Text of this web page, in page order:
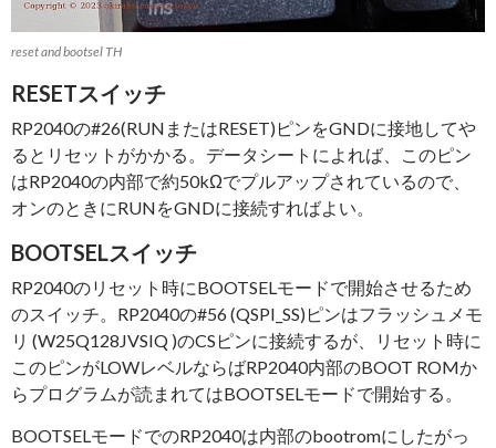
reset and bootsel TH
RESETスイッチ
RP2040の#26(RUNまたはRESET)ピンをGNDに接地してや
るとリセットがかかる。データシートによれば、このピン
はRP2040の内部で約50kΩでプルアップされているので、
オンのときにRUNをGNDに接続すればよい。
BOOTSELスイッチ
RP2040のリセット時にBOOTSELモードで開始させるため
のスイッチ。RP2040の#56 (QSPI_SS)ピンはフラッシュメモ
リ (W25Q128JVSIQ )のCSピンに接続するが、リセット時に
このピンがLOWレベルならばRP2040内部のBOOT ROMか
らプログラムが読まれてはBOOTSELモードで開始する。
BOOTSELモードでのRP2040は内部のbootromにしたがっ